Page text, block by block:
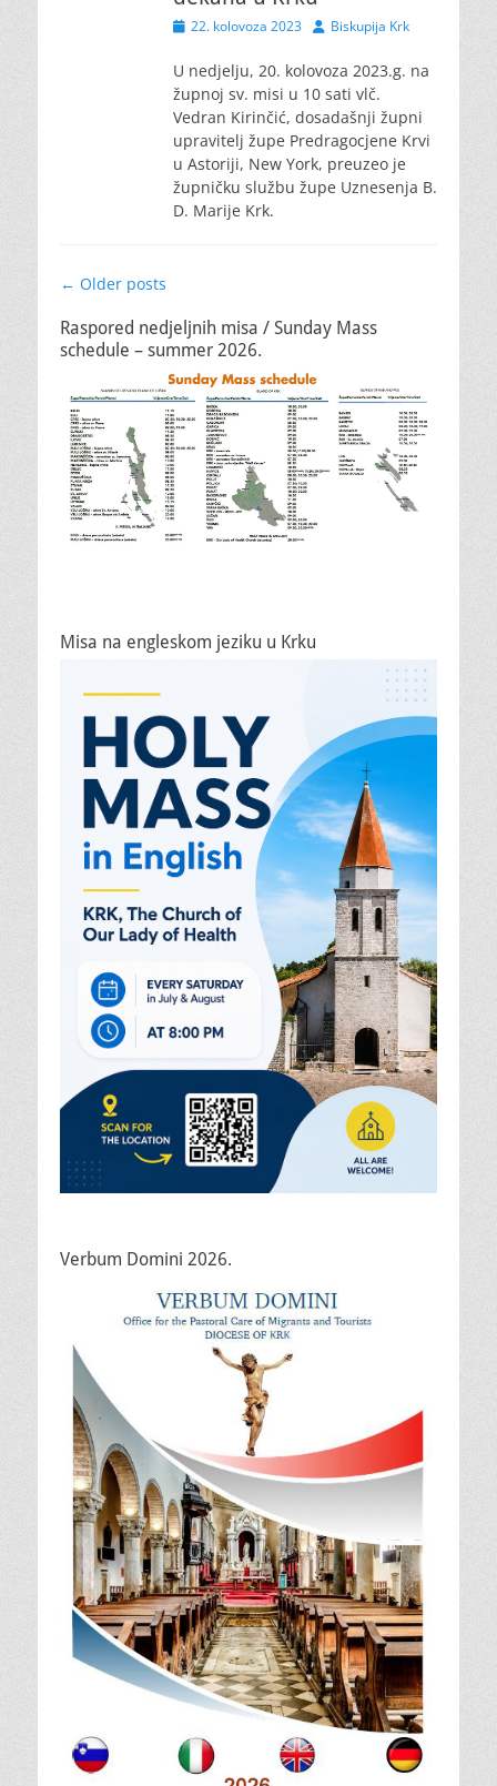
Posted22. kolovoza 2023 AuthorBiskupija Krk
U nedjelju, 20. kolovoza 2023.g. na
župnoj sv. misi u 10 sati vlč.
Vedran Kirinčić, dosadašnji župni
upravitelj župe Predragocjene Krvi
u Astoriji, New York, preuzeo je
župničku službu župe Uznesenja B.
D. Marije Krk.
Post
← Older posts
Raspored nedjeljnih misa / Sunday Mass
schedule – summer 2026.
Misa na engleskom jeziku u Krku
Verbum Domini 2026.